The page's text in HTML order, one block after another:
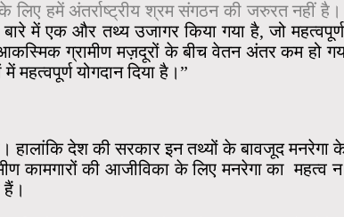
लिए हमें अंतर्राष्ट्रीय श्रम संगठन की जरुरत नहीं
बारे में एक और तथ्य उजागर किया गया है, जो
ग्रामीण मज़दूरों के बीच वेतन अंतर कम हो
महत्वपूर्ण योगदान दिया है।”
हालांकि देश की सरकार इन तथ्यों के बावजूद
कामगारों की आजीविका के लिए मनरेगा का महत्व
हैं।